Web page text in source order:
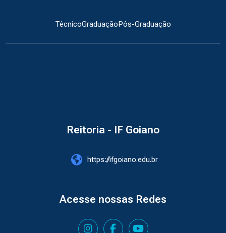
TécnicoGraduaçãoPós-Graduação
Reitoria - IF Goiano
https://ifgoiano.edu.br
Acesse nossas Redes